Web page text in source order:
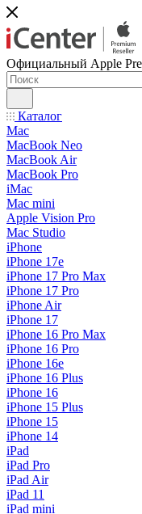
Официальный Apple
Каталог
Mac
MacBook Neo
MacBook Air
MacBook Pro
iMac
Mac mini
Apple Vision Pro
Mac Studio
iPhone
iPhone 17e
iPhone 17 Pro Max
iPhone 17 Pro
iPhone Air
iPhone 17
iPhone 16 Pro Max
iPhone 16 Pro
iPhone 16e
iPhone 16 Plus
iPhone 16
iPhone 15 Plus
iPhone 15
iPhone 14
iPad
iPad Pro
iPad Air
iPad 11
iPad mini